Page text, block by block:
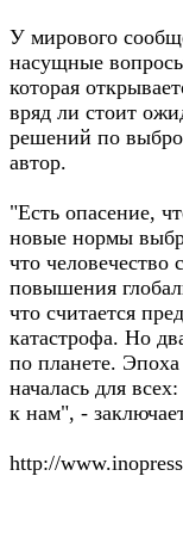
У мирового
насущные
которая
вряд ли стоит
решений по
автор.
"Есть опасение,
новые нормы
что человечество
повышения
что считается
катастрофа. Но
по планете. Эпоха
началась для
к нам", -
http://